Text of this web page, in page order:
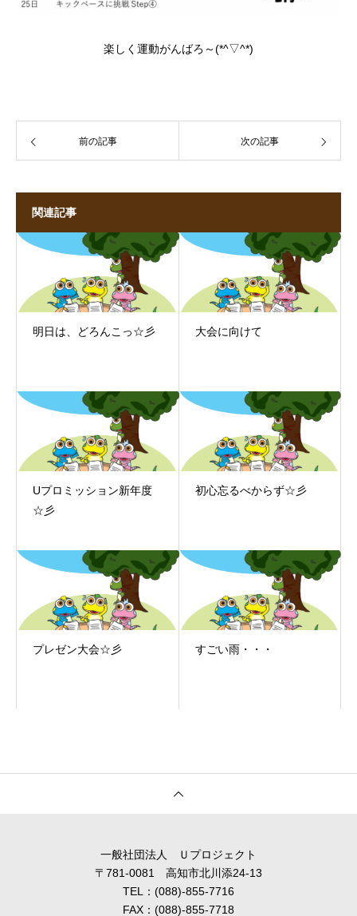
楽しく運動がんばろ～(*^▽^*)
前の記事 次の記事
関連記事
明日は、どろんこっ☆彡 大会に向けて
Uプロミッション新年度
☆彡
初心忘るべからず☆彡
プレゼン大会☆彡 すごい雨・・・
一般社団法人 Ｕプロジェクト
〒781-0081 高知市北川添24-13
TEL：(088)-855-7716
FAX：(088)-855-7718